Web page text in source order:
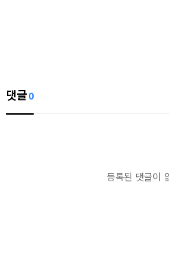
댓글0
등록된 댓글이